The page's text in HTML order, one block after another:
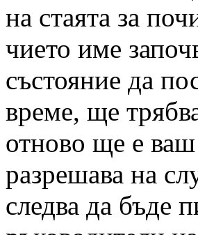
на стаята за
чието име
състояние да
време, ще
отново ще е
разрешава на
следва да бъде